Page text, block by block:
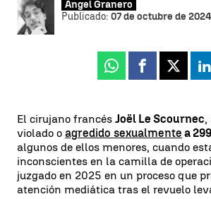
Ángel Granero
Publicado: 07 de octubre de
Whatsapp
Facebook
X
El cirujano francés Joël Le Scournec,
violado o agredido sexualmente a
algunos de ellos menores, cuando
inconscientes en la camilla de
juzgado en 2025 en un proceso que
atención mediática tras el revuelo